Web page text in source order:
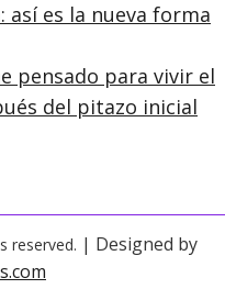
es la nueva forma
pensado para vivir el
del pitazo inicial
reserved. | Designed by